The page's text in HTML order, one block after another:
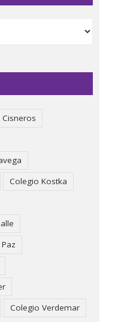
Cisneros
Colegio Kostka
Colegio Verdemar